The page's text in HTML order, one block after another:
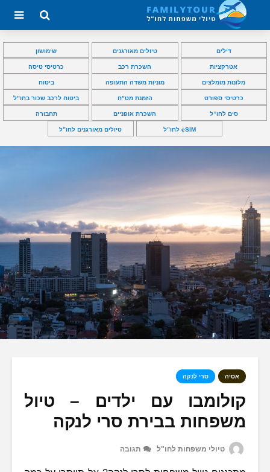
דילים טיולים מאורגנים שימושון
אטרקציות השכרת רכב כרטיסי טיסה
מלונות מומלצים מוניות משדה התעופה ביטוח
כרטיסי ספורט הזמנת מט”ח ביטוח לרכב שכור בחו”ל
סים לחו”ל השכרת אופניים תחבורה
eSIM לחו”ל טיולים מאורגנים לחו”ל
אסיה סרי לנקה
קולומבו עם ילדים – טיול
משפחות בבירת סרי לנקה
טיולי משפחות לחו"ל תגובה